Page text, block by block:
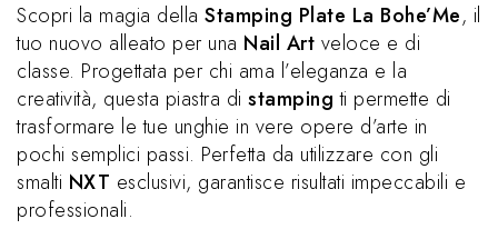
Scopri la magia della Stamping Plate La Bohe’Me, il
tuo nuovo alleato per una Nail Art veloce e di
classe. Progettata per chi ama l’eleganza e la
creatività, questa piastra di stamping ti permette di
trasformare le tue unghie in vere opere d’arte in
pochi semplici passi. Perfetta da utilizzare con gli
smalti NXT esclusivi, garantisce risultati impeccabili e
professionali.